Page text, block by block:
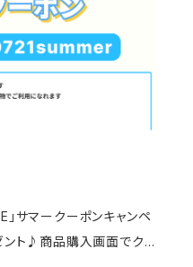
」サマークーポンキャンペ
ント♪商品購入画面でク